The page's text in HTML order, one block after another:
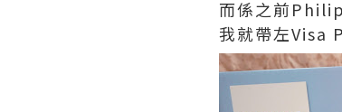
而係之前
我就帶左Visa